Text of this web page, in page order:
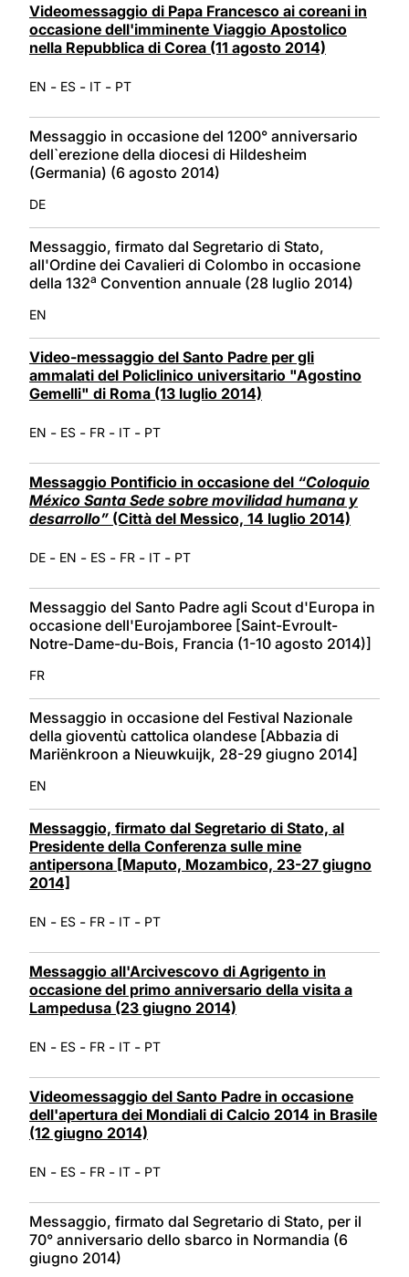
Videomessaggio di Papa Francesco ai coreani in
occasione dell'imminente Viaggio Apostolico
nella Repubblica di Corea (11 agosto 2014)
EN - ES - IT - PT
Messaggio in occasione del 1200° anniversario
dell`erezione della diocesi di Hildesheim
(Germania) (6 agosto 2014)
DE
Messaggio, firmato dal Segretario di Stato,
all'Ordine dei Cavalieri di Colombo in occasione
della 132a Convention annuale (28 luglio 2014)
EN
Video-messaggio del Santo Padre per gli
ammalati del Policlinico universitario "Agostino
Gemelli" di Roma (13 luglio 2014)
EN - ES - FR - IT - PT
Messaggio Pontificio in occasione del “Coloquio
México Santa Sede sobre movilidad humana y
desarrollo” (Città del Messico, 14 luglio 2014)
DE - EN - ES - FR - IT - PT
Messaggio del Santo Padre agli Scout d'Europa in
occasione dell'Eurojamboree [Saint-Evroult-
Notre-Dame-du-Bois, Francia (1-10 agosto 2014)]
FR
Messaggio in occasione del Festival Nazionale
della gioventù cattolica olandese [Abbazia di
Mariënkroon a Nieuwkuijk, 28-29 giugno 2014]
EN
Messaggio, firmato dal Segretario di Stato, al
Presidente della Conferenza sulle mine
antipersona [Maputo, Mozambico, 23-27 giugno
2014]
EN - ES - FR - IT - PT
Messaggio all'Arcivescovo di Agrigento in
occasione del primo anniversario della visita a
Lampedusa (23 giugno 2014)
EN - ES - FR - IT - PT
Videomessaggio del Santo Padre in occasione
dell'apertura dei Mondiali di Calcio 2014 in Brasile
(12 giugno 2014)
EN - ES - FR - IT - PT
Messaggio, firmato dal Segretario di Stato, per il
70° anniversario dello sbarco in Normandia (6
giugno 2014)